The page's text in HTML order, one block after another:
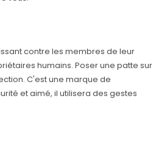
contre les membres de leur
humains. Poser une patte sur
C'est une marque de
et aimé, il utilisera des gestes